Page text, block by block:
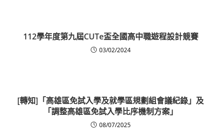
112學年度第九屆CUTe盃全國高中職遊程設計競賽
03/02/2024
[轉知]「高雄區免試入學及就學區規劃組會議紀錄」及
「調整高雄區免試入學比序機制方案」
08/07/2025